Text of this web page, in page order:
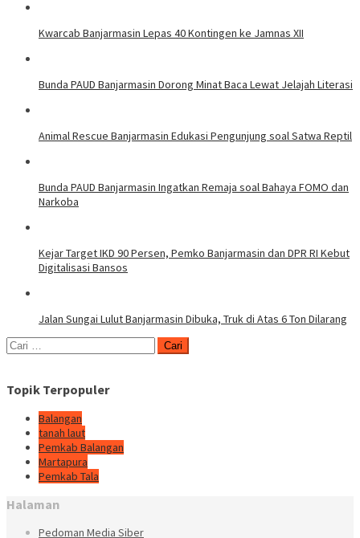
Kwarcab Banjarmasin Lepas 40 Kontingen ke Jamnas XII
Bunda PAUD Banjarmasin Dorong Minat Baca Lewat Jelajah Literasi
Animal Rescue Banjarmasin Edukasi Pengunjung soal Satwa Reptil
Bunda PAUD Banjarmasin Ingatkan Remaja soal Bahaya FOMO dan
Narkoba
Kejar Target IKD 90 Persen, Pemko Banjarmasin dan DPR RI Kebut
Digitalisasi Bansos
Jalan Sungai Lulut Banjarmasin Dibuka, Truk di Atas 6 Ton Dilarang
Cari
untuk:
Topik Terpopuler
Balangan
tanah laut
Pemkab Balangan
Martapura
Pemkab Tala
Halaman
Pedoman Media Siber